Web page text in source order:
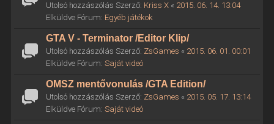
Utolsó hozzászólás Szerző: Kriss X« 2015. 06. 14. 13:04
Elküldve Fórum: Egyéb játékok
GTA V - Terminator /Editor Klip/
Utolsó hozzászólás Szerző: ZsGames « 2015. 06. 01. 00:01
Elküldve Fórum: Saját videó
OMSZ mentővonulás /GTA Edition/
Utolsó hozzászólás Szerző: ZsGames « 2015. 05. 17. 13:14
Elküldve Fórum: Saját videó